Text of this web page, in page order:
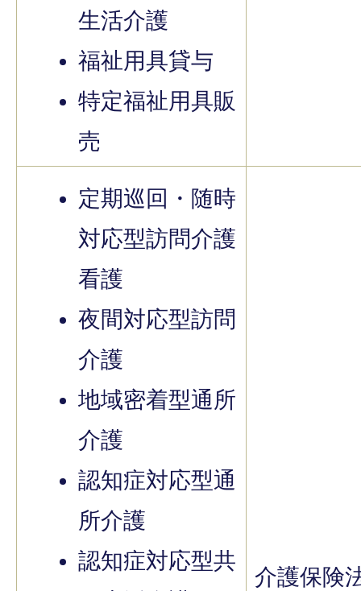
生活介護
福祉用具貸与
特定福祉用具販
売
定期巡回・随時
対応型訪問介護
看護
夜間対応型訪問
介護
地域密着型通所
介護
認知症対応型通
所介護
認知症対応型共
介護保険